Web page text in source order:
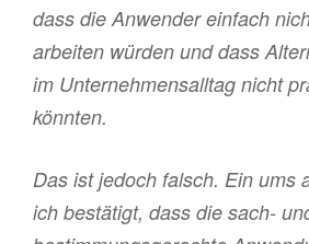
dass die Anwender einfach
arbeiten würden und dass
im Unternehmensalltag nicht
könnten.
Das ist jedoch falsch. Ein ums
ich bestätigt, dass die sach-